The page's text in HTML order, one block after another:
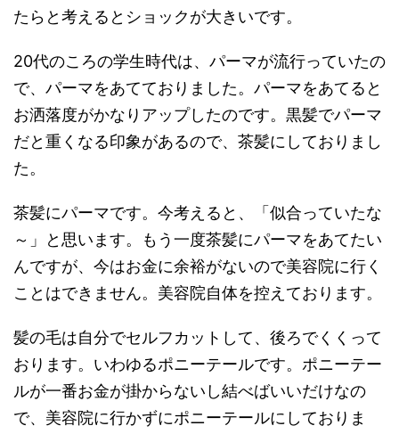
たらと考えるとショックが大きいです。
20代のころの学生時代は、パーマが流行っていたの
で、パーマをあてておりました。パーマをあてると
お洒落度がかなりアップしたのです。黒髪でパーマ
だと重くなる印象があるので、茶髪にしておりまし
た。
茶髪にパーマです。今考えると、「似合っていたな
～」と思います。もう一度茶髪にパーマをあてたい
んですが、今はお金に余裕がないので美容院に行く
ことはできません。美容院自体を控えております。
髪の毛は自分でセルフカットして、後ろでくくって
おります。いわゆるポニーテールです。ポニーテー
ルが一番お金が掛からないし結べばいいだけなの
で、美容院に行かずにポニーテールにしておりま